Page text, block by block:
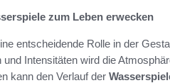
zum Leben erwecken
entscheidende Rolle in der
Intensitäten wird die
kann den Verlauf der